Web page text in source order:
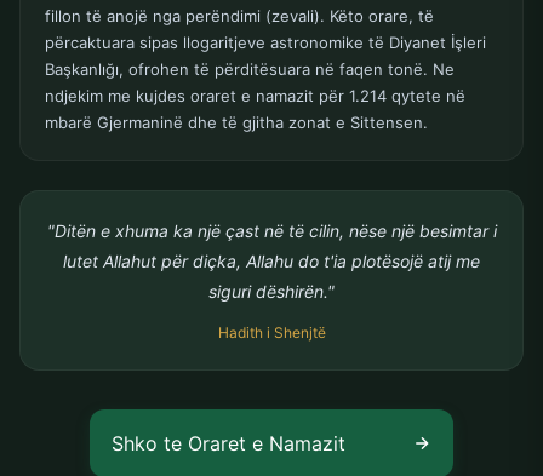
fillon të anojë nga perëndimi (zevali). Këto orare, të
përcaktuara sipas llogaritjeve astronomike të Diyanet İşleri
Başkanlığı, ofrohen të përditësuara në faqen tonë. Ne
ndjekim me kujdes oraret e namazit për 1.214 qytete në
mbarë Gjermaninë dhe të gjitha zonat e Sittensen.
"Ditën e xhuma ka një çast në të cilin, nëse një besimtar i
lutet Allahut për diçka, Allahu do t'ia plotësojë atij me
siguri dëshirën."
Hadith i Shenjtë
Shko te Oraret e Namazit